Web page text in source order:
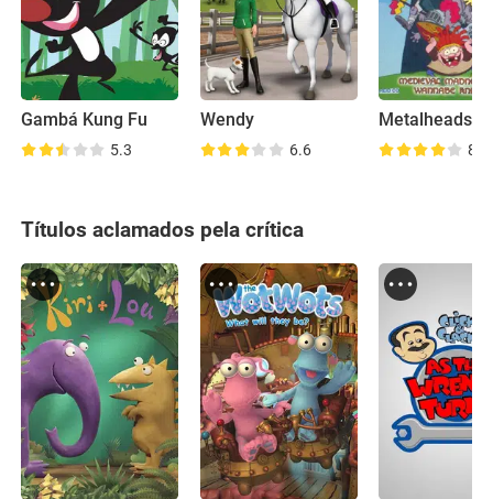
Gambá Kung Fu
5.3
Wendy
6.6
Metalheads
8.1
Títulos aclamados pela crítica